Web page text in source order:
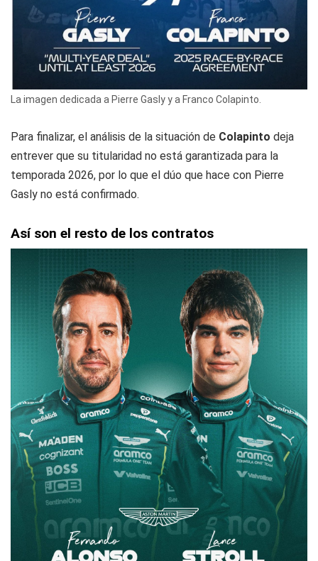
La imagen dedicada a Pierre Gasly y a Franco Colapinto.
Para finalizar, el análisis de la situación de Colapinto deja
entrever que su titularidad no está garantizada para la
temporada 2026, por lo que el dúo que hace con Pierre
Gasly no está confirmado.
Así son el resto de los contratos